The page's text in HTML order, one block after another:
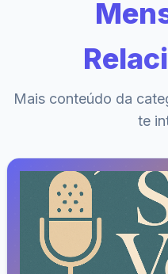
Mais conteúdo da
te